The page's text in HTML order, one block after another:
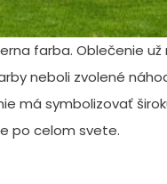
farba. Oblečenie
neboli zvolené
má symbolizovať
po celom svete.